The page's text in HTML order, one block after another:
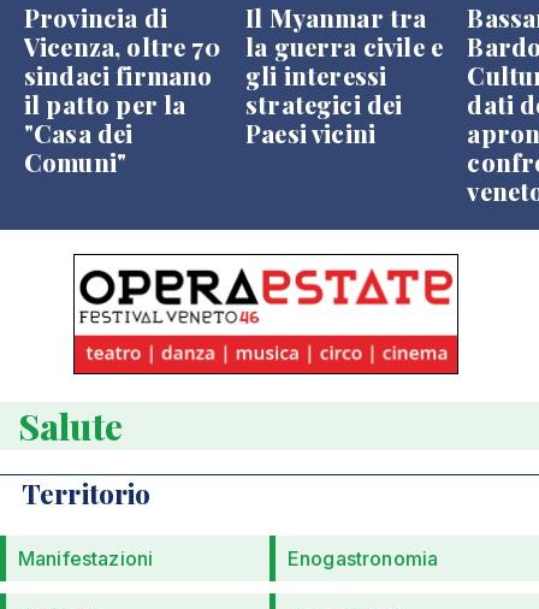
Provincia di
Vicenza, oltre 70
sindaci firmano
il patto per la
"Casa dei
Comuni"
Il Myanmar tra
la guerra civile e
gli interessi
strategici dei
Paesi vicini
dati
Salute
Territorio
Manifestazioni Enogastronomia